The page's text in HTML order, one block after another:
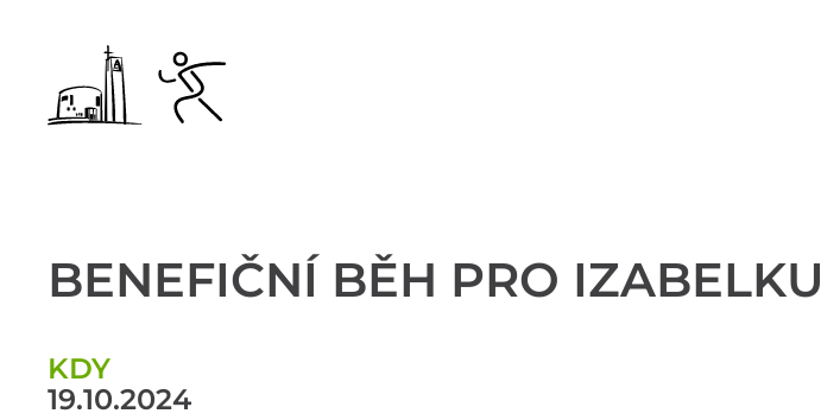
BENEFIČNÍ BĚH PRO IZABELKU
KDY
19.10.2024